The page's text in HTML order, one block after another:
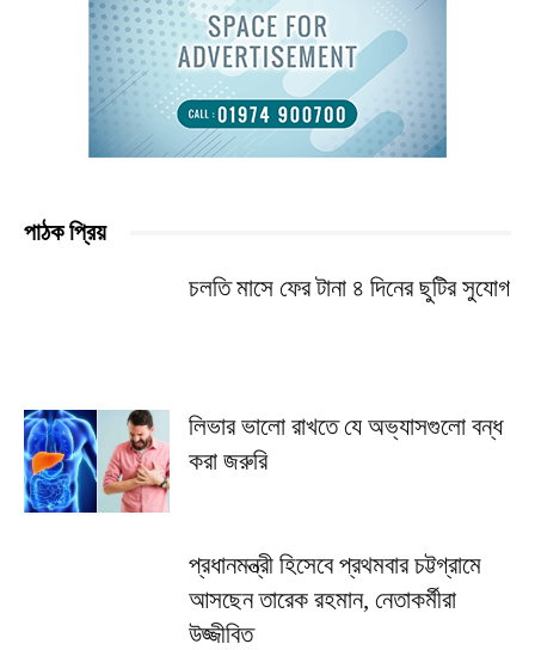
পাঠক প্রিয়
চলতি মাসে ফের টানা ৪ দিনের ছুটির সুযোগ
লিভার ভালো রাখতে যে অভ্যাসগুলো বন্ধ
করা জরুরি
প্রধানমন্ত্রী হিসেবে প্রথমবার চট্টগ্রামে
আসছেন তারেক রহমান, নেতাকর্মীরা
উজ্জীবিত